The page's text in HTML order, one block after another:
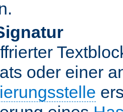
oder einer